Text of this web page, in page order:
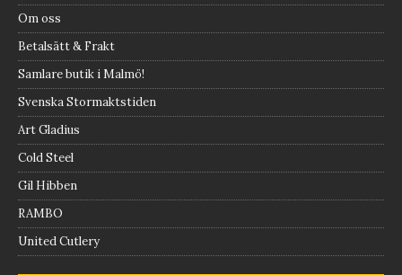
Om oss
Betalsätt & Frakt
Samlare butik i Malmö!
Svenska Stormaktstiden
Art Gladius
Cold Steel
Gil Hibben
RAMBO
United Cutlery